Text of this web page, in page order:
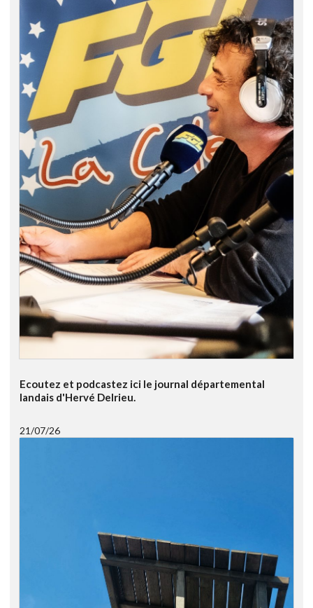
Ecoutez et podcastez ici le journal départemental
landais d'Hervé Delrieu.
21/07/26